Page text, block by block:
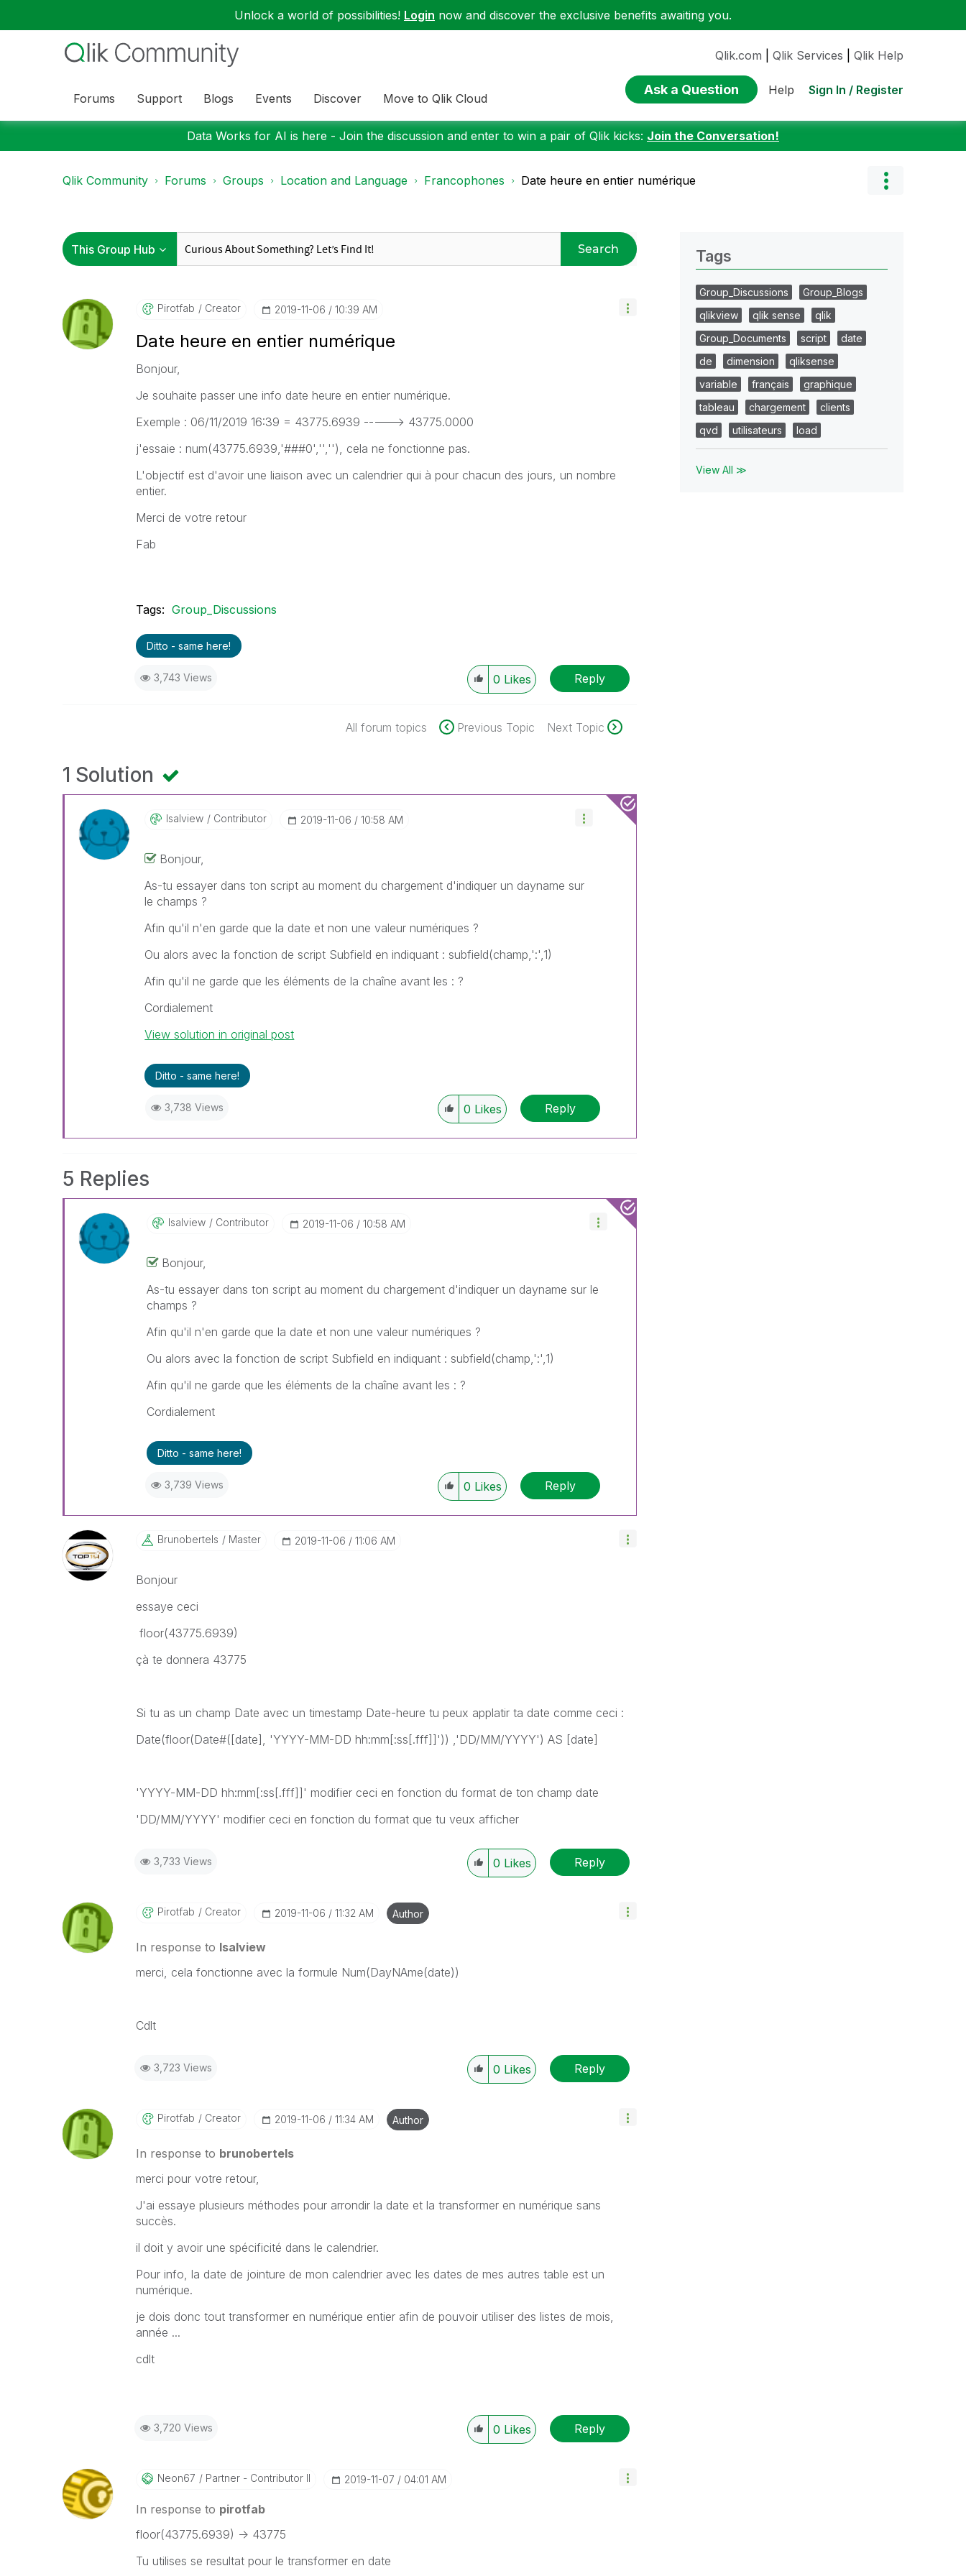
Unlock a world of possibilities! Login now and discover the exclusive benefits awaiting you.
Forums Support Blogs Events Discover Move to Qlik Cloud
Qlik.com Qlik Services Qlik Help
Ask a Question Help Sign In / Register
Data Works for AI is here - Join the discussion and enter to win a pair of Qlik kicks: Join the Conversation!
Qlik Community Forums Groups Location and Language Francophones Date heure en entier numérique
Search
Pirotfab Creator ‎2019-11-06 10:39 AM
Date heure en entier numérique
Bonjour,
Je souhaite passer une info date heure en entier numérique.
Exemple : 06/11/2019 16:39 = 43775.6939 -----> 43775.0000
j'essaie : num(43775.6939,'###0','',''), cela ne fonctionne pas.
L'objectif est d'avoir une liaison avec un calendrier qui à pour chacun des jours, un nombre
entier.
Merci de votre retour
Fab
Tags: Group_Discussions
Ditto - same here!
3,743 Views 0 Likes Reply
All forum topics Previous Topic Next Topic
1 Solution
Isalview Contributor ‎2019-11-06 10:58 AM
Bonjour,
As-tu essayer dans ton script au moment du chargement d'indiquer un dayname sur
le champs ?
Afin qu'il n'en garde que la date et non une valeur numériques ?
Ou alors avec la fonction de script Subfield en indiquant : subfield(champ,':',1)
Afin qu'il ne garde que les éléments de la chaîne avant les : ?
Cordialement
View solution in original post
Ditto - same here!
3,738 Views 0 Likes Reply
5 Replies
Isalview Contributor ‎2019-11-06 10:58 AM
Bonjour,
As-tu essayer dans ton script au moment du chargement d'indiquer un dayname sur le
champs ?
Afin qu'il n'en garde que la date et non une valeur numériques ?
Ou alors avec la fonction de script Subfield en indiquant : subfield(champ,':',1)
Afin qu'il ne garde que les éléments de la chaîne avant les : ?
Cordialement
Ditto - same here!
3,739 Views 0 Likes Reply
Brunobertels Master ‎2019-11-06 11:06 AM
Bonjour
essaye ceci
floor(43775.6939)
çà te donnera 43775
Si tu as un champ Date avec un timestamp Date-heure tu peux applatir ta date comme ceci :
Date(floor(Date#([date], 'YYYY-MM-DD hh:mm[:ss[.fff]]')) ,'DD/MM/YYYY') AS [date]
'YYYY-MM-DD hh:mm[:ss[.fff]]' modifier ceci en fonction du format de ton champ date
'DD/MM/YYYY' modifier ceci en fonction du format que tu veux afficher
3,733 Views 0 Likes Reply
Pirotfab Creator ‎2019-11-06 11:32 AM Author
In response to Isalview
merci, cela fonctionne avec la formule Num(DayNAme(date))
Cdlt
3,723 Views 0 Likes Reply
Pirotfab Creator ‎2019-11-06 11:34 AM Author
In response to brunobertels
merci pour votre retour,
J'ai essaye plusieurs méthodes pour arrondir la date et la transformer en numérique sans
succès.
il doit y avoir une spécificité dans le calendrier.
Pour info, la date de jointure de mon calendrier avec les dates de mes autres table est un
numérique.
je dois donc tout transformer en numérique entier afin de pouvoir utiliser des listes de mois,
année ...
cdlt
3,720 Views 0 Likes Reply
Neon67 Partner - Contributor II ‎2019-11-07 04:01 AM
In response to pirotfab
floor(43775.6939) -> 43775
Tu utilises se resultat pour le transformer en date
Tags
Group_Discussions
Group_Blogs
qlikview
qlik sense
qlik
Group_Documents
script
date
de
dimension
qliksense
variable
français
graphique
tableau
chargement
clients
qvd
utilisateurs load
View All ≫